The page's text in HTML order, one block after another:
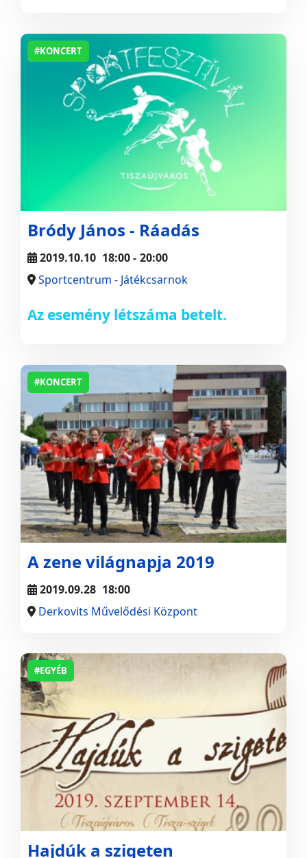
#KONCERT
Bródy János - Ráadás
2019.10.10 18:00- 20:00
Sportcentrum - Játékcsarnok
Az esemény létszáma betelt.
#KONCERT
A zene világnapja 2019
2019.09.28 18:00
Derkovits Művelődési Központ
#EGYÉB
Hajdúk a szigeten